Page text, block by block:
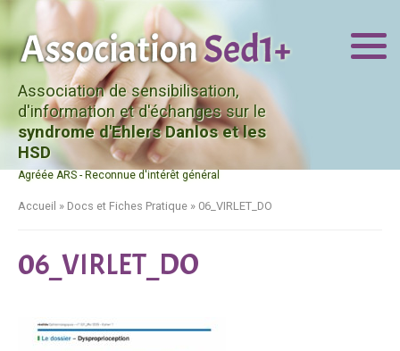
Association de sensibilisation,
d'information et d'échanges sur le
syndrome d'Ehlers Danlos et les
HSD
Agréée ARS - Reconnue d'intérêt général
Accueil » Docs et Fiches Pratique » 06_VIRLET_DO
06_VIRLET_DO